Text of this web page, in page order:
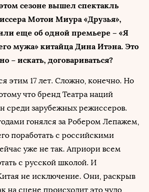
сезоне вышел спектакль
Мотои Миура «Друзья»,
еще об одной премьере – «Я
мужа» китайца Дина Итэна. Это
– искать, договариваться?
этим 17 лет. Сложно, конечно. Но
что бренд Театра наций
среди зарубежных режиссеров.
гонялся за Робером Лепажем,
поработать с российскими
уже не так. Априори всем
с русской школой. И
не исключение. Они, раскрыв
на сцене происходит это чудо,